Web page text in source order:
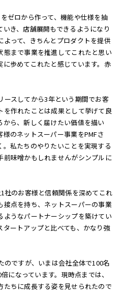
ゼロから作って、機能や仕様を抽
き、店舗展開もできるようになり
よって、きちんとプロダクトを提供
態まで事業を推進してこれたと思い
に歩めてこれたと感じています。赤
ースしてから3年という期間でお客
作れたことは成果として挙げて良
ら、新しく届けたい価値を描い
のネットスーパー事業をPMFさ
私たちのやりたいことを実現する
前味噌かもしれませんがシンプルに
社のお客様と信頼関係を深めてこれ
接点を持ち、ネットスーパーの事業
うなパートナーシップを築けてい
ートアップと比べても、かなり強
のですが、いまは会社全体で100名
になっています。現時点までは、
たちに成長する姿を見せられたので